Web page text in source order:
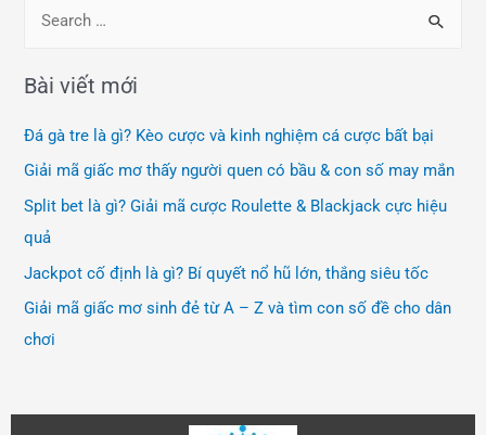
Bài viết mới
Đá gà tre là gì? Kèo cược và kinh nghiệm cá cược bất bại
Giải mã giấc mơ thấy người quen có bầu & con số may mắn
Split bet là gì? Giải mã cược Roulette & Blackjack cực hiệu
quả
Jackpot cố định là gì? Bí quyết nổ hũ lớn, thắng siêu tốc
Giải mã giấc mơ sinh đẻ từ A – Z và tìm con số đề cho dân
chơi